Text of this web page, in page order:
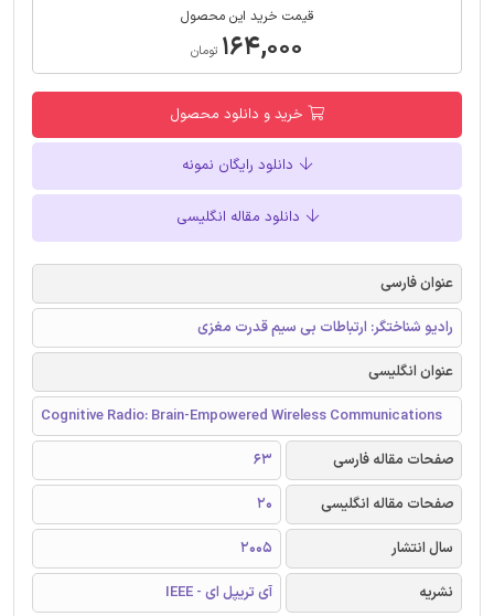
قیمت خرید این محصول
۱۶۴,۰۰۰ تومان
خرید و دانلود محصول
دانلود رایگان نمونه
دانلود مقاله انگلیسی
عنوان فارسی
رادیو شناختگر: ارتباطات بی سیم قدرت مغزی
عنوان انگلیسی
Cognitive Radio: Brain-Empowered Wireless Communications
صفحات مقاله فارسی
63
صفحات مقاله انگلیسی
20
سال انتشار
2005
نشریه
آی تریپل ای - IEEE